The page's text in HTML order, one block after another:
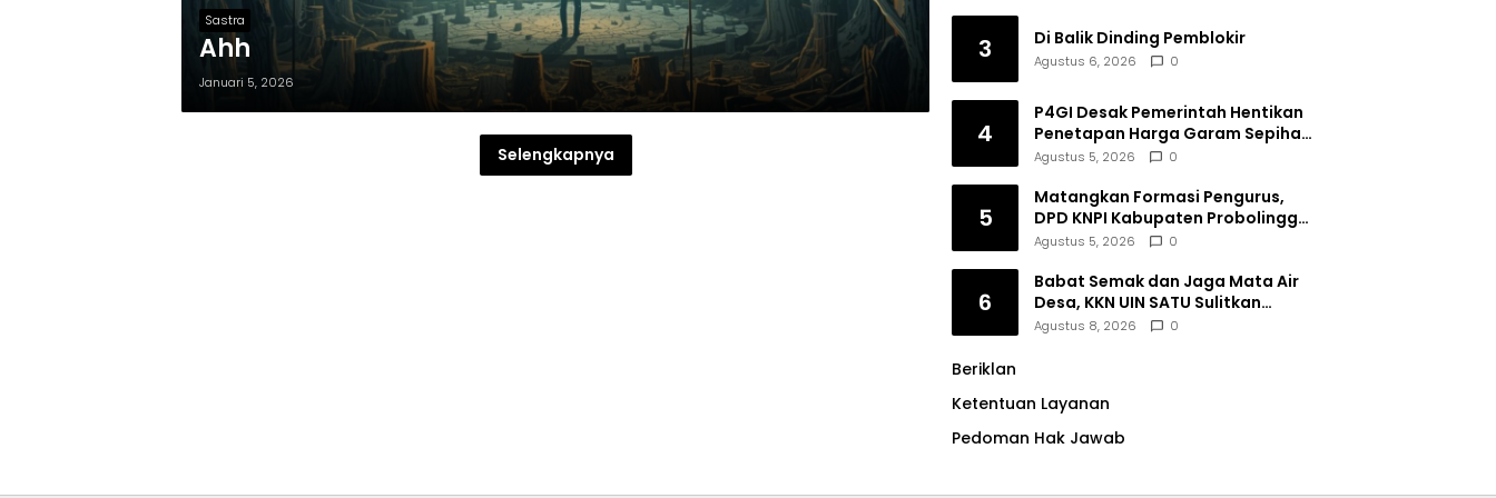
Sastra
Ahh
Januari 5, 2026
Selengkapnya
3 Di Balik Dinding Pemblokir
Agustus 6, 2026 0
4
P4GI Desak Pemerintah Hentikan
Penetapan Harga Garam Sepihak
oleh Pabrik
Agustus 5, 2026 0
5
Matangkan Formasi Pengurus,
DPD KNPI Kabupaten Probolinggo
Utamakan Komitmen dan Kinerja
Agustus 5, 2026 0
6
Babat Semak dan Jaga Mata Air
Desa, KKN UIN SATU Sulitkan
Resiko Pencemaran di Sumber
Agustus 8, 2026 0
Beriklan
Ketentuan Layanan
Pedoman Hak Jawab